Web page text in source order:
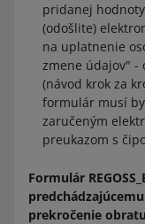
pridanej
(odošlite)
na uplatnenie
zmene údajov" -
(návod krok za
formulár musí
zaručeným
preukazom s
Formulár
prekročenie